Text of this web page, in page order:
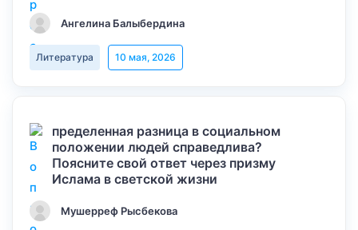
Ангелина Балыбердина
Литература 10 мая, 2026
пределенная разница в социальном
положении людей справедлива?
Поясните свой ответ через призму
Ислама в светской жизни
Мушерреф Рысбекова